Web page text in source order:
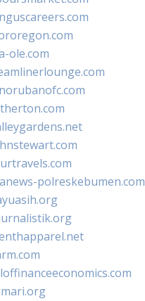
ole.com
polreskebumen.com